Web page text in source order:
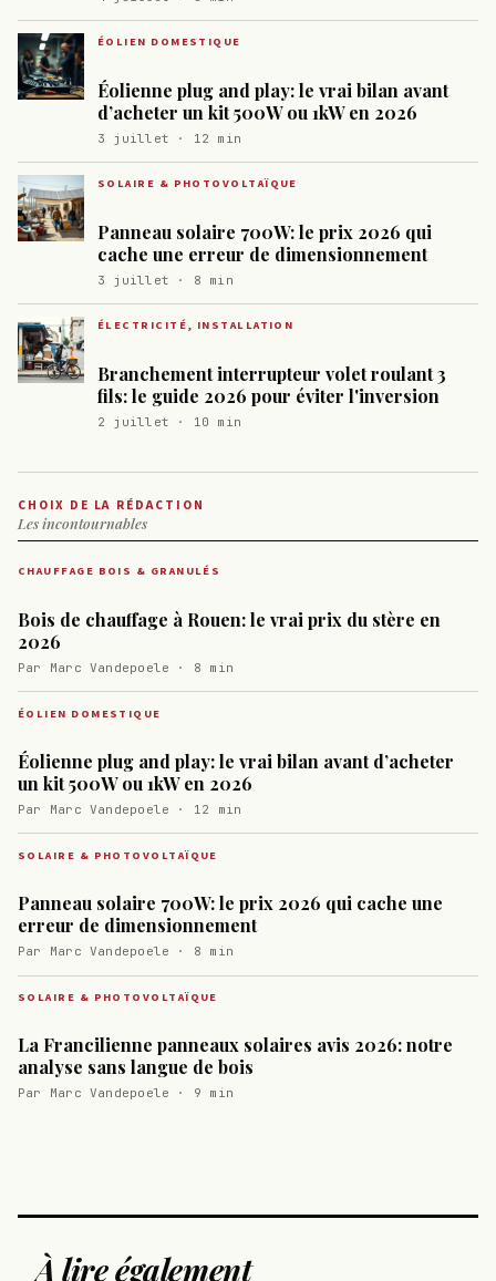
ÉOLIEN DOMESTIQUE
Éolienne plug and play: le vrai bilan avant
d’acheter un kit 500W ou 1kW en 2026
3 juillet · 12 min
SOLAIRE & PHOTOVOLTAÏQUE
Panneau solaire 700W: le prix 2026 qui
cache une erreur de dimensionnement
3 juillet · 8 min
ÉLECTRICITÉ, INSTALLATION
Branchement interrupteur volet roulant 3
fils: le guide 2026 pour éviter l'inversion
2 juillet · 10 min
CHOIX DE LA RÉDACTION
Les incontournables
CHAUFFAGE BOIS & GRANULÉS
Bois de chauffage à Rouen: le vrai prix du stère en
2026
Par Marc Vandepoele · 8 min
ÉOLIEN DOMESTIQUE
Éolienne plug and play: le vrai bilan avant d’acheter
un kit 500W ou 1kW en 2026
Par Marc Vandepoele · 12 min
SOLAIRE & PHOTOVOLTAÏQUE
Panneau solaire 700W: le prix 2026 qui cache une
erreur de dimensionnement
Par Marc Vandepoele · 8 min
SOLAIRE & PHOTOVOLTAÏQUE
La Francilienne panneaux solaires avis 2026: notre
analyse sans langue de bois
Par Marc Vandepoele · 9 min
À lire également